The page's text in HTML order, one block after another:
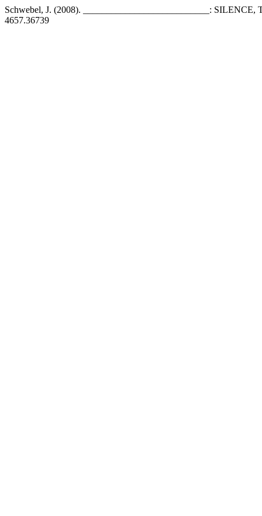
Schwebel, J. (2008). ___________________________:
4657.36739